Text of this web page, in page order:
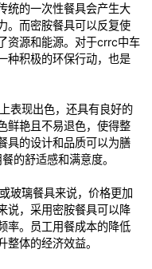
统的一次性餐具会产生大
。而密胺餐具可以反复使
资源和能源。对于crrc中车
种积极的环保行动，也是
表现出色，还具有良好的
鲜艳且不易退色，使得整
具的设计和品质可以为膳
的舒适感和满意度。
玻璃餐具来说，价格更加
说，采用密胺餐具可以降
率。员工用餐成本的降低
体的经济效益。